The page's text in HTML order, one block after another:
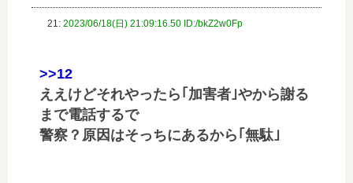
21: 2023/06/18(日) 21:09:16.50 ID:/bkZ2w0Fp
>>12
ええけどそれやったら｢加害者｣やから謝る
まで電話するで
警察？原因はそっちにあるから｢無駄｣